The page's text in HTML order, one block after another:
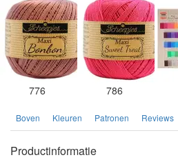
776 786
Boven Kleuren Patronen Reviews
Productinformatie